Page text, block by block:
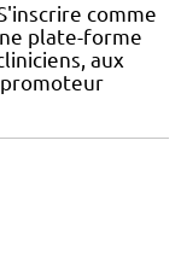
comme
plate-forme
aux